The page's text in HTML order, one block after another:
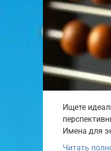
Ищете
Имена для
Читать